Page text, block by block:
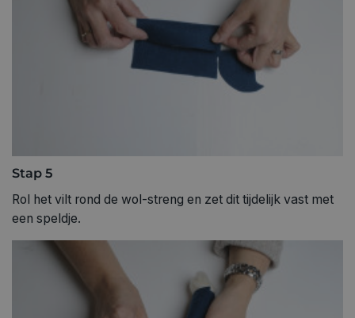
Stap 5
Rol het vilt rond de wol-streng en zet dit tijdelijk vast met
een speldje.